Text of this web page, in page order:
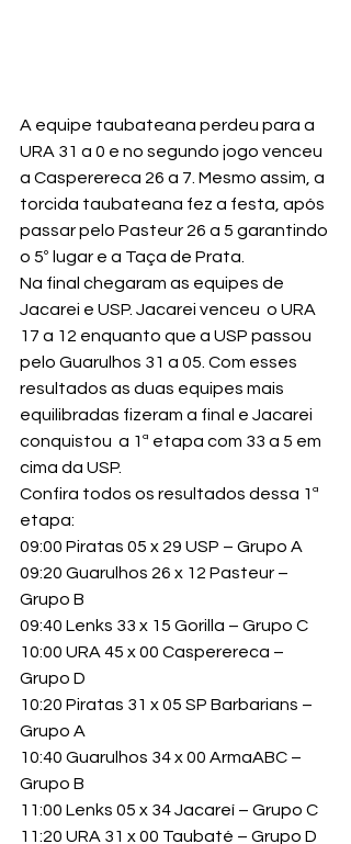
A equipe taubateana perdeu para a
URA 31 a 0 e no segundo jogo venceu
a Casperereca 26 a 7. Mesmo assim, a
torcida taubateana fez a festa, após
passar pelo Pasteur 26 a 5 garantindo
o 5º lugar e a Taça de Prata.
Na final chegaram as equipes de
Jacarei e USP. Jacarei venceu  o URA
17 a 12 enquanto que a USP passou
pelo Guarulhos 31 a 05. Com esses
resultados as duas equipes mais
equilibradas fizeram a final e Jacarei
conquistou  a 1ª etapa com 33 a 5 em
cima da USP.
Confira todos os resultados dessa 1ª
etapa:
09:00 Piratas 05 x 29 USP – Grupo A
09:20 Guarulhos 26 x 12 Pasteur –
Grupo B
09:40 Lenks 33 x 15 Gorilla – Grupo C
10:00 URA 45 x 00 Casperereca –
Grupo D
10:20 Piratas 31 x 05 SP Barbarians –
Grupo A
10:40 Guarulhos 34 x 00 ArmaABC –
Grupo B
11:00 Lenks 05 x 34 Jacareí – Grupo C
11:20 URA 31 x 00 Taubaté – Grupo D